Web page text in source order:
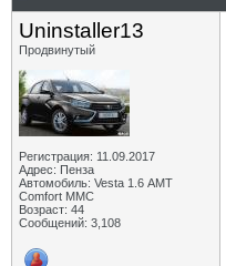
Uninstaller13
Продвинутый
Регистрация: 11.09.2017
Адрес: Пенза
Автомобиль: Vesta 1.6 АМТ
Comfort MMC
Возраст: 44
Сообщений: 3,108